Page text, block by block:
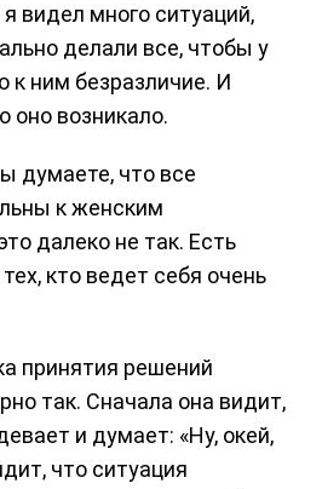
видел много ситуаций,
делали все, чтобы у
ним безразличие. И
оно возникало.
думаете, что все
к женским
далеко не так. Есть
кто ведет себя очень
принятия решений
так. Сначала она видит,
и думает: «Ну, окей,
что ситуация